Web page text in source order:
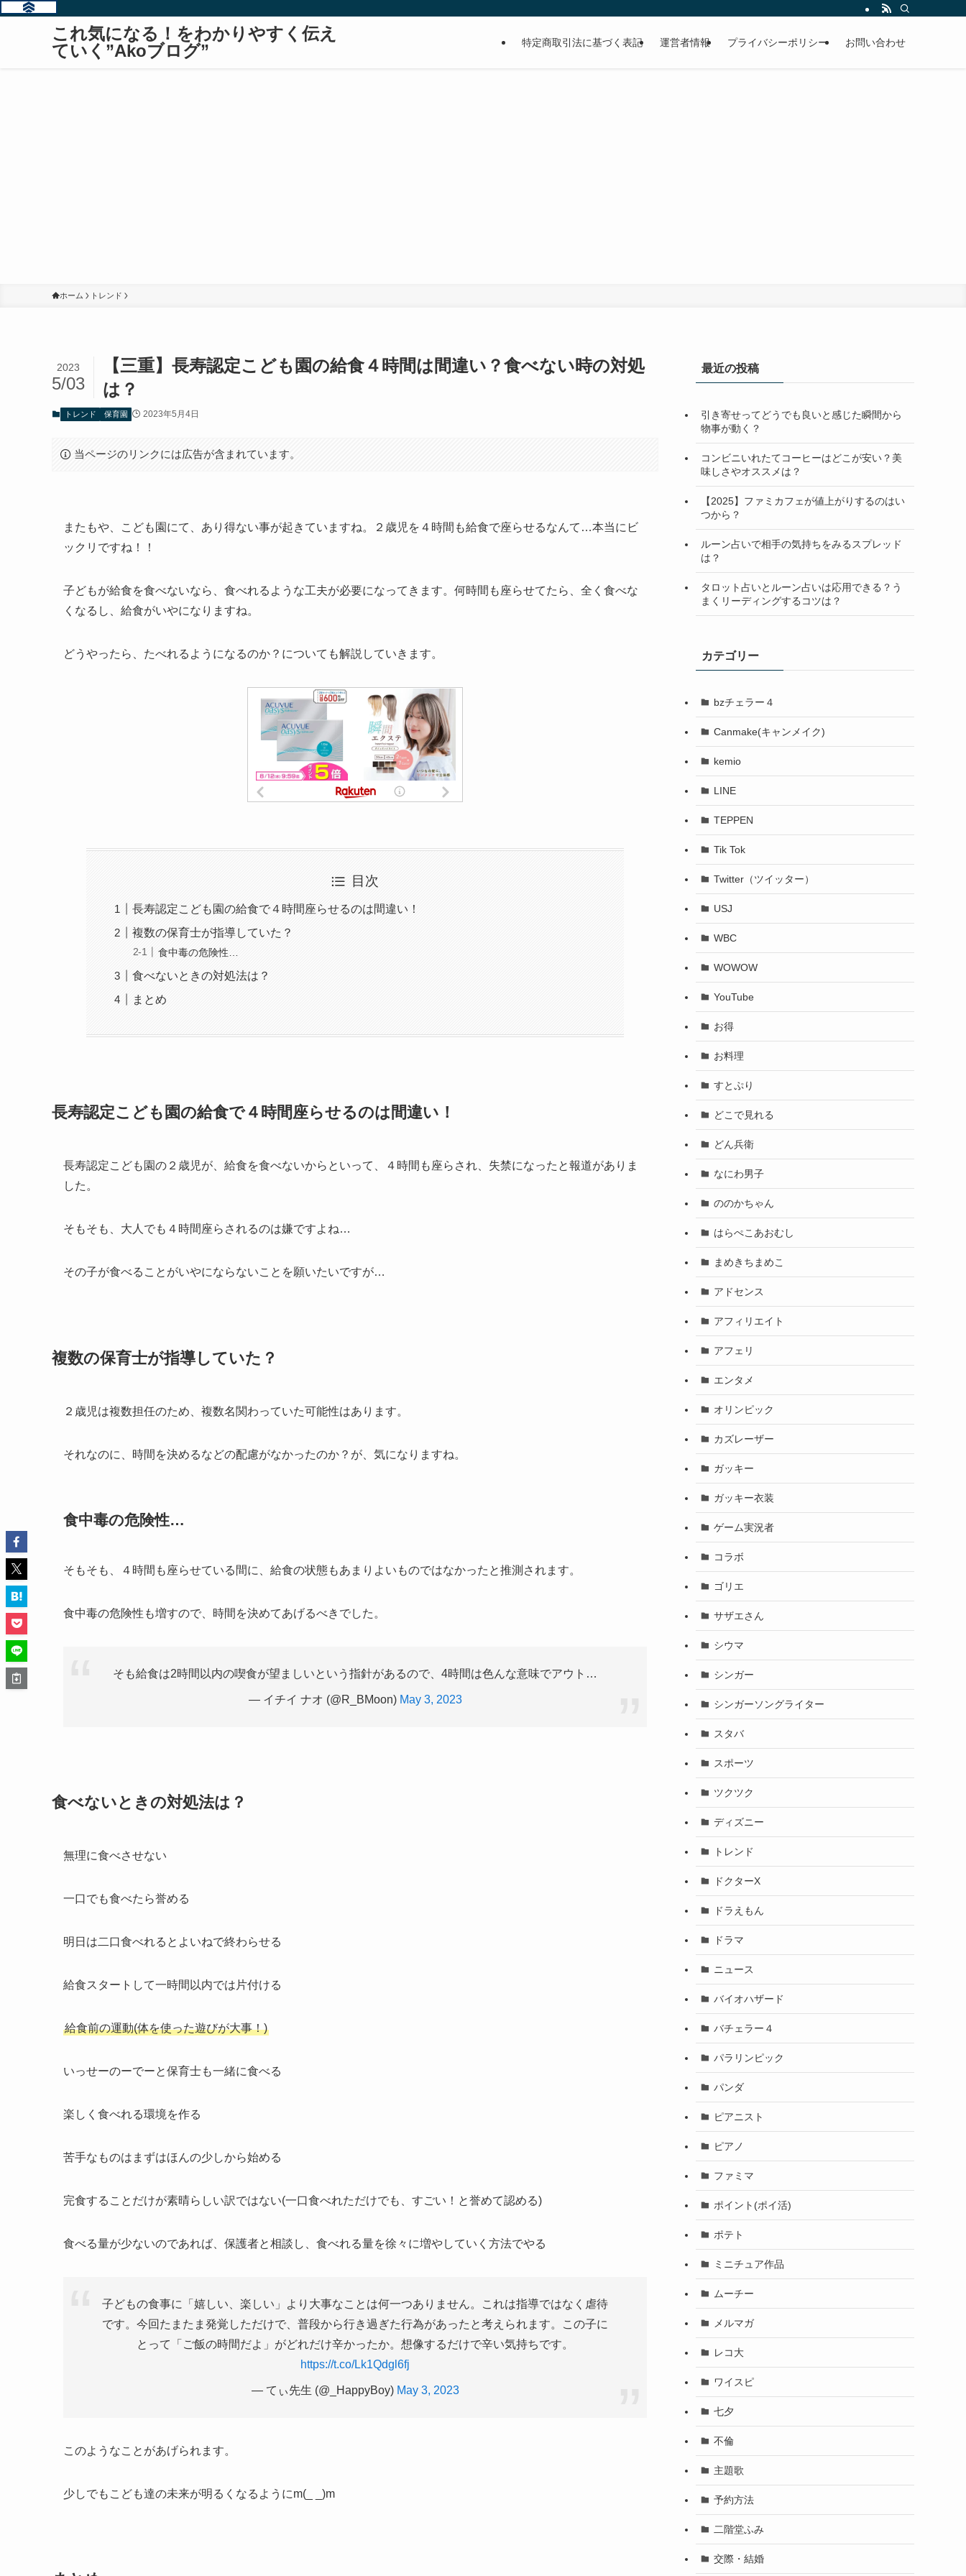
これ気になる！をわかりやすく伝え
ていく”Akoブログ”
特定商取引法に基づく表記 運営者情報 プライバシーポリシー お問い合わせ
ホーム トレンド
【三重】長寿認定こども園の給食４時間は間違い？食べない時の対処
は？
2023
5/03
トレンド 保育園 2023年5月4日
当ページのリンクには広告が含まれています。
またもや、こども園にて、あり得ない事が起きていますね。２歳児を４時間も給食で座らせるなんて…本当にビ
ックリですね！！
子どもが給食を食べないなら、食べれるような工夫が必要になってきます。何時間も座らせてたら、全く食べな
くなるし、給食がいやになりますね。
どうやったら、たべれるようになるのか？についても解説していきます。
目次
長寿認定こども園の給食で４時間座らせるのは間違い！
複数の保育士が指導していた？
食中毒の危険性…
食べないときの対処法は？
まとめ
長寿認定こども園の給食で４時間座らせるのは間違い！
長寿認定こども園の２歳児が、給食を食べないからといって、４時間も座らされ、失禁になったと報道がありま
した。
そもそも、大人でも４時間座らされるのは嫌ですよね…
その子が食べることがいやにならないことを願いたいですが…
複数の保育士が指導していた？
２歳児は複数担任のため、複数名関わっていた可能性はあります。
それなのに、時間を決めるなどの配慮がなかったのか？が、気になりますね。
食中毒の危険性…
そもそも、４時間も座らせている間に、給食の状態もあまりよいものではなかったと推測されます。
食中毒の危険性も増すので、時間を決めてあげるべきでした。
そも給食は2時間以内の喫食が望ましいという指針があるので、4時間は色んな意味でアウト…
— イチイ ナオ (@R_BMoon) May 3, 2023
食べないときの対処法は？
無理に食べさせない
一口でも食べたら誉める
明日は二口食べれるとよいねで終わらせる
給食スタートして一時間以内では片付ける
給食前の運動(体を使った遊びが大事！)
いっせーのーでーと保育士も一緒に食べる
楽しく食べれる環境を作る
苦手なものはまずはほんの少しから始める
完食することだけが素晴らしい訳ではない(一口食べれただけでも、すごい！と誉めて認める)
食べる量が少ないのであれば、保護者と相談し、食べれる量を徐々に増やしていく方法でやる
子どもの食事に「嬉しい、楽しい」より大事なことは何一つありません。これは指導ではなく虐待
です。今回たまたま発覚しただけで、普段から行き過ぎた行為があったと考えられます。この子に
とって「ご飯の時間だよ」がどれだけ辛かったか。想像するだけで辛い気持ちです。
https://t.co/Lk1Qdgl6fj
— てぃ先生 (@_HappyBoy) May 3, 2023
このようなことがあげられます。
少しでもこども達の未来が明るくなるようにm(_ _)m
最近の投稿
引き寄せってどうでも良いと感じた瞬間から
物事が動く？
コンビニいれたてコーヒーはどこが安い？美
味しさやオススメは？
【2025】ファミカフェが値上がりするのはい
つから？
ルーン占いで相手の気持ちをみるスプレッド
は？
タロット占いとルーン占いは応用できる？う
まくリーディングするコツは？
カテゴリー
bzチェラー４
Canmake(キャンメイク)
kemio
LINE
TEPPEN
Tik Tok
Twitter（ツイッター）
USJ
WBC
WOWOW
YouTube
お得
お料理
すとぷり
どこで見れる
どん兵衛
なにわ男子
ののかちゃん
はらぺこあおむし
まめきちまめこ
アドセンス
アフィリエイト
アフェリ
エンタメ
オリンピック
カズレーザー
ガッキー
ガッキー衣装
ゲーム実況者
コラボ
ゴリエ
サザエさん
シウマ
シンガー
シンガーソングライター
スタバ
スポーツ
ツクツク
ディズニー
トレンド
ドクターX
ドラえもん
ドラマ
ニュース
バイオハザード
バチェラー４
パラリンピック
パンダ
ピアニスト
ピアノ
ファミマ
ポイント(ポイ活)
ポテト
ミニチュア作品
ムーチー
メルマガ
レコ大
ワイスピ
七夕
不倫
主題歌
予約方法
二階堂ふみ
交際・結婚